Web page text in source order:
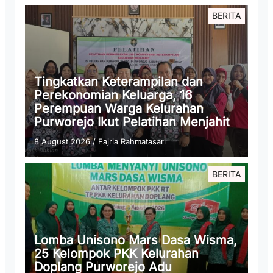
BERITA
Tingkatkan Keterampilan dan
Perekonomian Keluarga, 16
Perempuan Warga Kelurahan
Purworejo Ikut Pelatihan Menjahit
8 August 2026/ Fajria Rahmatasari
BERITA
Lomba Unisono Mars Dasa Wisma,
25 Kelompok PKK Kelurahan
Doplang Purworejo Adu